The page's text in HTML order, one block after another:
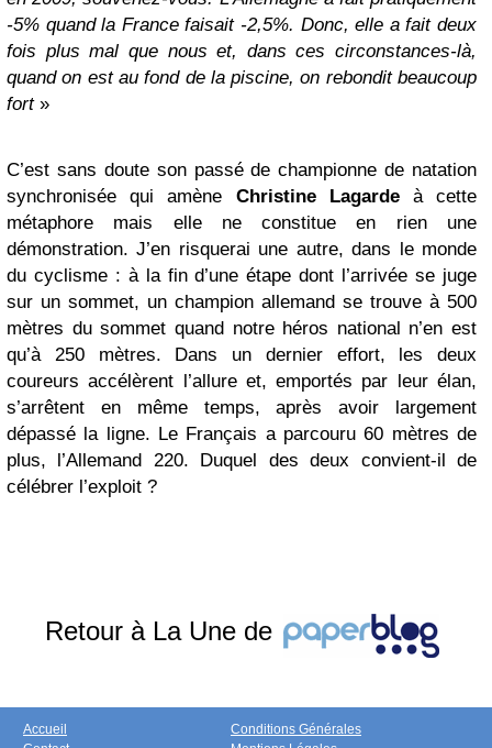
-5% quand la France faisait -2,5%. Donc, elle a fait deux
fois plus mal que nous et, dans ces circonstances-là,
quand on est au fond de la piscine, on rebondit beaucoup
fort»
C’est sans doute son passé de championne de natation
synchronisée qui amène Christine Lagardeà cette
métaphore mais elle ne constitue en rien une
démonstration. J’en risquerai une autre, dans le monde
du cyclisme : à la fin d’une étape dont l’arrivée se juge
sur un sommet, un champion allemand se trouve à 500
mètres du sommet quand notre héros national n’en est
qu’à 250 mètres. Dans un dernier effort, les deux
coureurs accélèrent l’allure et, emportés par leur élan,
s’arrêtent en même temps, après avoir largement
dépassé la ligne. Le Français a parcouru 60 mètres de
plus, l’Allemand 220. Duquel des deux convient-il de
célébrer l’exploit ?
Retour à La Une de
Accueil
Conditions Générales